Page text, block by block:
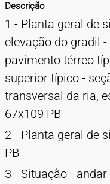
Descrição
1 - Planta geral de
elevação do gradil
pavimento térreo
superior típico -
transversal da ria,
67x109 PB
2 - Planta geral de
PB
3 - Situação -